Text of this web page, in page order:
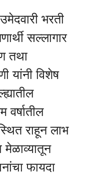
भरती
सल्लागार
तथा
यांनी विशेष
राहून लाभ
फायदा